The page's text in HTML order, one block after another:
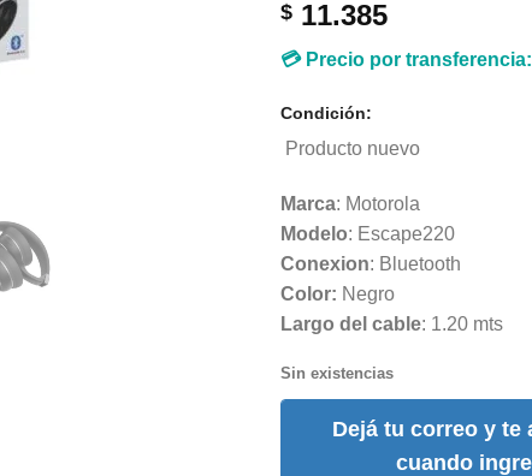
$ 11.385
💳 Precio por
Condición:
Producto nuevo
Marca: Motorola
Modelo: Escape220
Conexion: Bluetooth
Color: Negro
Largo del cable: 1.20 mts
Sin existencias
Dejá tu correo y te
cuando